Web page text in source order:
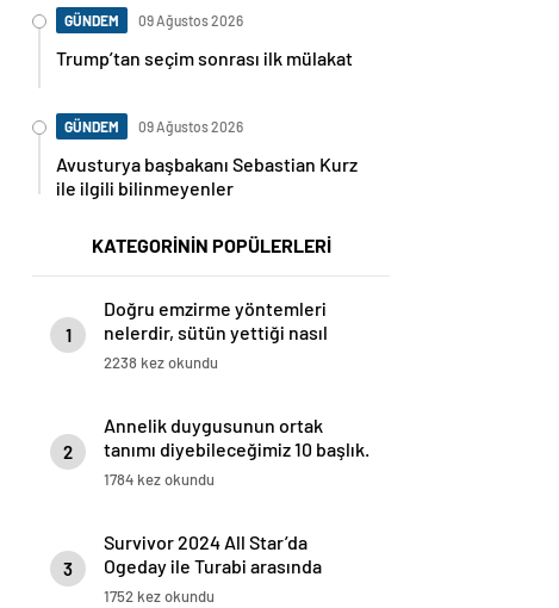
GÜNDEM 09 Ağustos 2026
Trump’tan seçim sonrası ilk mülakat
GÜNDEM 09 Ağustos 2026
Avusturya başbakanı Sebastian Kurz
ile ilgili bilinmeyenler
KATEGORİNİN POPÜLERLERİ
1
Doğru emzirme yöntemleri
nelerdir, sütün yettiği nasıl
anlaşılır?
2238 kez okundu
2
Annelik duygusunun ortak
tanımı diyebileceğimiz 10 başlık.
1784 kez okundu
3
Survivor 2024 All Star’da
Ogeday ile Turabi arasında
gerginlik tırmandı! Adaya veda
1752 kez okundu